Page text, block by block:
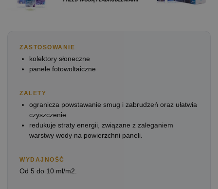
ZASTOSOWANIE
kolektory słoneczne
panele fotowoltaiczne
ZALETY
ogranicza powstawanie smug i zabrudzeń oraz ułatwia
czyszczenie
redukuje straty energii, związane z zaleganiem
warstwy wody na powierzchni paneli.
WYDAJNOŚĆ
Od 5 do 10 ml/m2.